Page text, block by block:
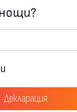
Декларация